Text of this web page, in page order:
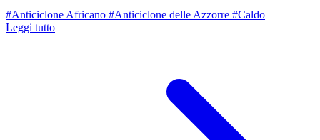
ed evidenzia ancora una volta come la nostra regione si trovi nel
cuore di uno dei principali "hot-spot" climatici del Pianeta. La
profondi — trasformano queste configurazioni sinottiche in veri e
propri "forni a microonde" atmosferici.
#Anticiclone Africano #Anticiclone delle Azzorre #Caldo
Leggi tutto